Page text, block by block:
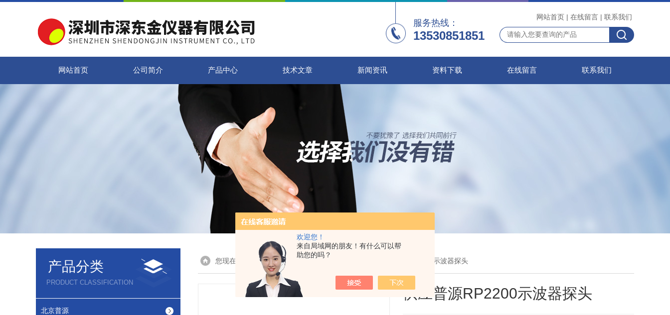
欢迎您！
来自局域网的朋友！有什么可以帮
助您的吗？
网站首页 | 在线留言 | 联系我们
服务热线：
13530851851
网站首页 公司简介 产品中心 技术文章 新闻资讯 资料下载 在线留言 联系我们
产品分类
PRODUCT CLASSIFICATION
北京普源
您现在的位置：首页> 产品展示 > 北京普源 > 供应普源RP2200示波器探头
供应普源RP2200示波器探头